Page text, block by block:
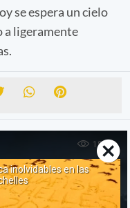
se espera un cielo
a ligeramente